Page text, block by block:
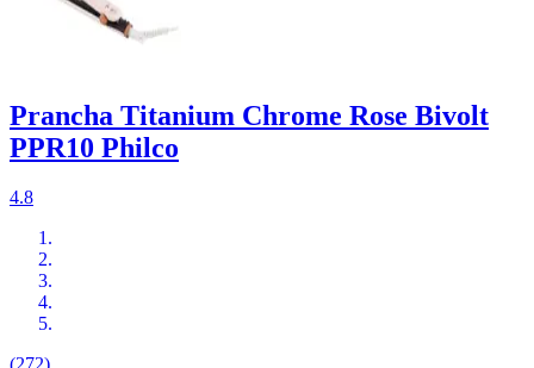
Prancha Titanium Chrome Rose Bivolt
PPR10 Philco
4.8